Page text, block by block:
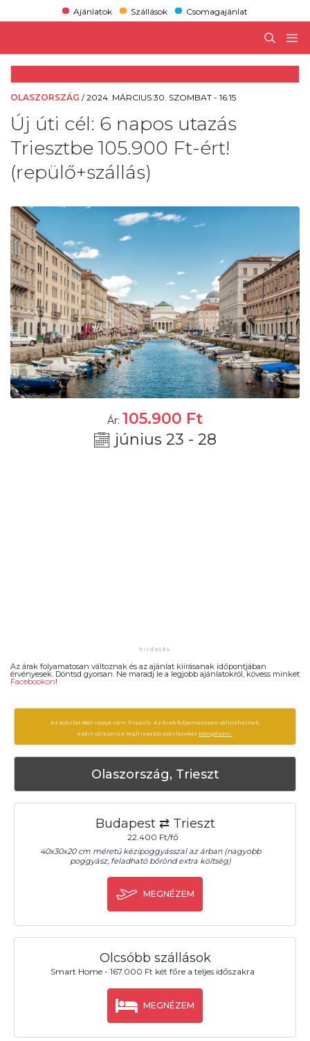
Ajánlatok Szállások Csomagajánlat
OLASZORSZÁG /2024. MÁRCIUS 30. SZOMBAT - 16:15
Új úti cél: 6 napos utazás
Triesztbe 105.900 Ft-ért!
(repülő+szállás)
Ár: 105.900 Ft
június 23 - 28
Az árak folyamatosan változnak és az ajánlat kiírásanak időpontjában
érvényesek. Döntsd gyorsan. Ne maradj le a legjobb ajánlatokról, kövess minket
Facebookon!
Az ajánlat 860 napja nem frissült. Az árak folyamatosan változhatnak,
ezért célszerű a legfrissebb ajánlatokat böngészni.
Olaszország, Trieszt
Budapest ⇄ Trieszt
22.400 Ft/fő
40x30x20 cm méretű kézipoggyásszal az árban (nagyobb
poggyász, feladható bőrönd extra költség)
MEGNÉZEM
Olcsóbb szállások
Smart Home - 167.000 Ft két főre a teljes időszakra
MEGNÉZEM